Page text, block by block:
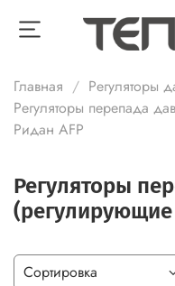
Главная Регуляторы
Регуляторы перепада
Ридан AFP
Регуляторы
(регулирующие